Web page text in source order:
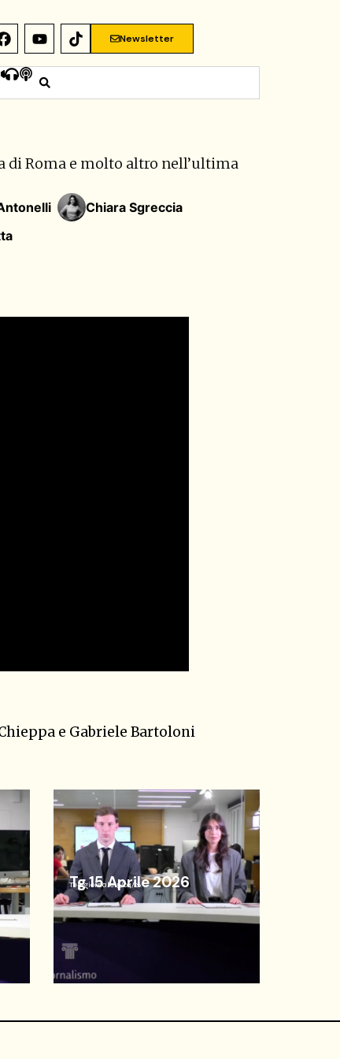
Newsletter
Roma e molto altro nell’ultima
Chiara Sgreccia
e Gabriele Bartoloni
Tg 15 Aprile 2026
Telegiornale15/04/26